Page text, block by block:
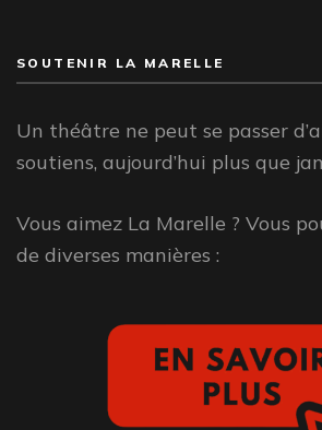
SOUTENIR LA MARELLE
Un théâtre ne peut se passer
soutiens, aujourd’hui plus que
Vous aimez La Marelle ? Vous
de diverses manières :